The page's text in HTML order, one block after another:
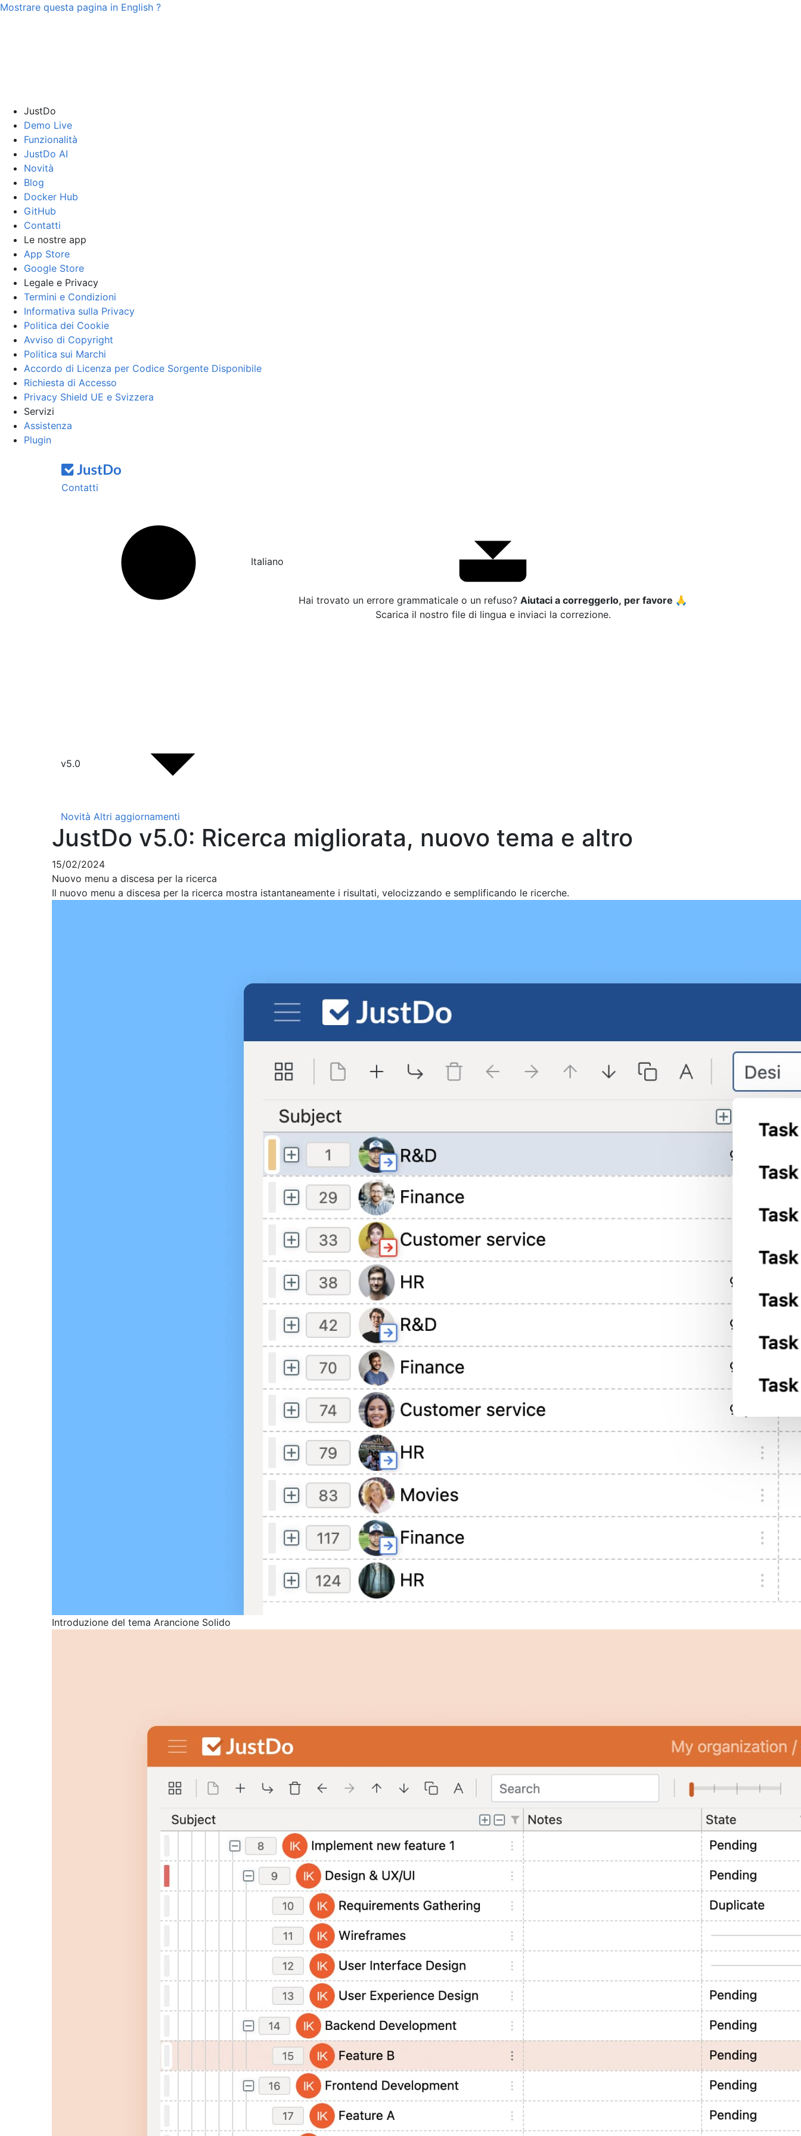
Mostrare questa pagina in English ?
JustDo
Demo Live
Funzionalità
JustDo AI
Novità
Blog
Docker Hub
GitHub
Contatti
Le nostre app
App Store
Google Store
Legale e Privacy
Termini e Condizioni
Informativa sulla Privacy
Politica dei Cookie
Avviso di Copyright
Politica sui Marchi
Accordo di Licenza per Codice Sorgente Disponibile
Richiesta di Accesso
Privacy Shield UE e Svizzera
Servizi
Assistenza
Plugin
Contatti
Italiano
Hai trovato un errore grammaticale o un refuso? Aiutaci a correggerlo, per favore 🙏
Scarica il nostro file di lingua e inviaci la correzione.
v5.0
Novità Altri aggiornamenti
JustDo v5.0: Ricerca migliorata, nuovo tema e altro
15/02/2024
Nuovo menu a discesa per la ricerca
Il nuovo menu a discesa per la ricerca mostra istantaneamente i risultati, velocizzando e semplificando le ricerche.
Introduzione del tema Arancione Solido